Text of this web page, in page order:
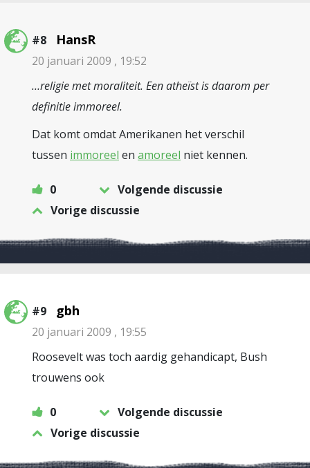
#8 HansR
20 januari 2009 , 19:52
…religie met moraliteit. Een atheïst is daarom per
definitie immoreel.
Dat komt omdat Amerikanen het verschil
tussen immoreel en amoreel niet kennen.
0
Volgende discussie
Vorige discussie
#9 gbh
20 januari 2009 , 19:55
Roosevelt was toch aardig gehandicapt, Bush
trouwens ook
0
Volgende discussie
Vorige discussie